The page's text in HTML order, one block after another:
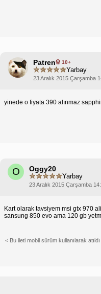
Patren 10+
Yarbay
23 Aralık 2015 Çarşamba
yinede o fiyata 390 alınmaz
O Oggy20
Yarbay
23 Aralık 2015 Çarşamba
Kart olarak tavsiyem msi gtx 970
sansung 850 evo ama 120 gb
< Bu ileti mobil sürüm kullanılarak atıldı